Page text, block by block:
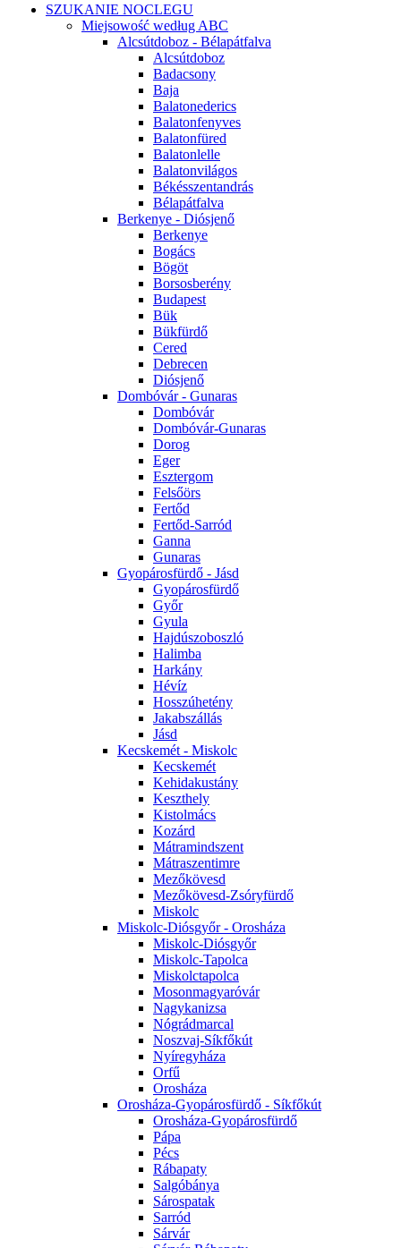
SZUKANIE NOCLEGU
Miejsowość według ABC
Alcsútdoboz - Bélapátfalva
Alcsútdoboz
Badacsony
Baja
Balatonederics
Balatonfenyves
Balatonfüred
Balatonlelle
Balatonvilágos
Békésszentandrás
Bélapátfalva
Berkenye - Diósjenő
Berkenye
Bogács
Bögöt
Borsosberény
Budapest
Bük
Bükfürdő
Cered
Debrecen
Diósjenő
Dombóvár - Gunaras
Dombóvár
Dombóvár-Gunaras
Dorog
Eger
Esztergom
Felsőörs
Fertőd
Fertőd-Sarród
Ganna
Gunaras
Gyopárosfürdő - Jásd
Gyopárosfürdő
Győr
Gyula
Hajdúszoboszló
Halimba
Harkány
Hévíz
Hosszúhetény
Jakabszállás
Jásd
Kecskemét - Miskolc
Kecskemét
Kehidakustány
Keszthely
Kistolmács
Kozárd
Mátramindszent
Mátraszentimre
Mezőkövesd
Mezőkövesd-Zsóryfürdő
Miskolc
Miskolc-Diósgyőr - Orosháza
Miskolc-Diósgyőr
Miskolc-Tapolca
Miskolctapolca
Mosonmagyaróvár
Nagykanizsa
Nógrádmarcal
Noszvaj-Síkfőkút
Nyíregyháza
Orfű
Orosháza
Orosháza-Gyopárosfürdő - Síkfőkút
Orosháza-Gyopárosfürdő
Pápa
Pécs
Rábapaty
Salgóbánya
Sárospatak
Sarród
Sárvár